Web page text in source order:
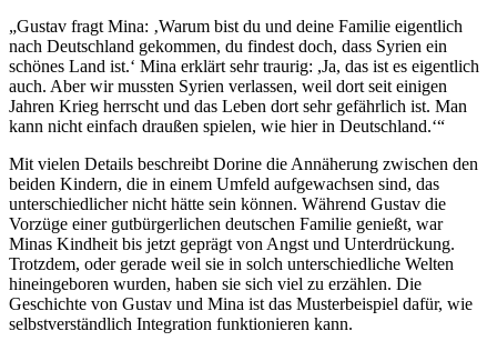
„Gustav fragt Mina: ‚Warum bist du und deine Familie eigentlich
nach Deutschland gekommen, du findest doch, dass Syrien ein
schönes Land ist.‘ Mina erklärt sehr traurig: ,Ja, das ist es eigentlich
auch. Aber wir mussten Syrien verlassen, weil dort seit einigen
Jahren Krieg herrscht und das Leben dort sehr gefährlich ist. Man
kann nicht einfach draußen spielen, wie hier in Deutschland.‘“
Mit vielen Details beschreibt Dorine die Annäherung zwischen den
beiden Kindern, die in einem Umfeld aufgewachsen sind, das
unterschiedlicher nicht hätte sein können. Während Gustav die
Vorzüge einer gutbürgerlichen deutschen Familie genießt, war
Minas Kindheit bis jetzt geprägt von Angst und Unterdrückung.
Trotzdem, oder gerade weil sie in solch unterschiedliche Welten
hineingeboren wurden, haben sie sich viel zu erzählen. Die
Geschichte von Gustav und Mina ist das Musterbeispiel dafür, wie
selbstverständlich Integration funktionieren kann.